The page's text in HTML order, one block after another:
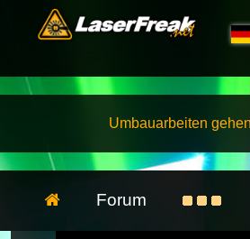
Umbauarbeiten
Forum